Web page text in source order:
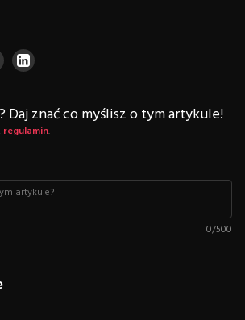
Daj znać co myślisz o tym artykule!
regulamin.
0/500